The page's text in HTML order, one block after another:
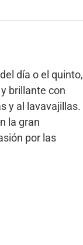
día o el quinto,
brillante con
y al lavavajillas.
la gran
por las